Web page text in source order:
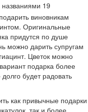
названиями 19
виновникам
Оригинальные
придутся по душе
можно дарить супругам
Цветок можно
подарка более
будет радовать
как привычные подарки
так и более